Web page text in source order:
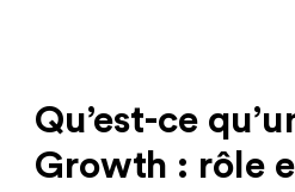
Qu’est-ce
Growth : rôle